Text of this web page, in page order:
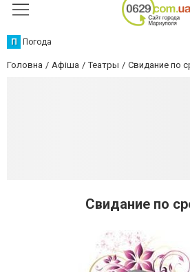
П Погода
Головна Афіша Театры Свидание по
Свидание по